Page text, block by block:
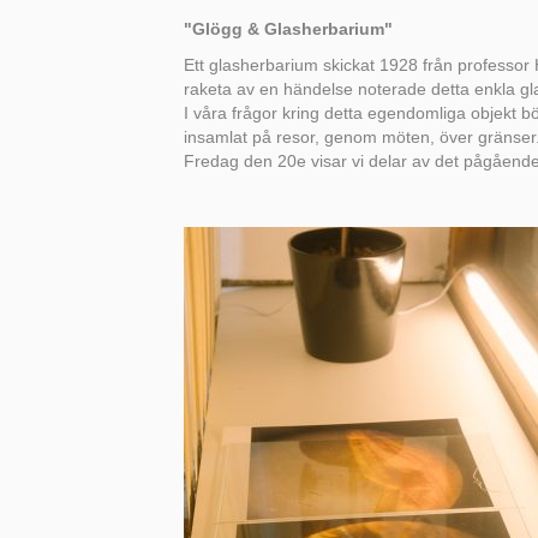
"Glögg & Glasherbarium"
Ett glasherbarium skickat 1928 från
raketa av en händelse noterade detta enkla
I våra frågor kring detta egendomliga objekt
insamlat på resor, genom möten, över
Fredag den 20e visar vi delar av det